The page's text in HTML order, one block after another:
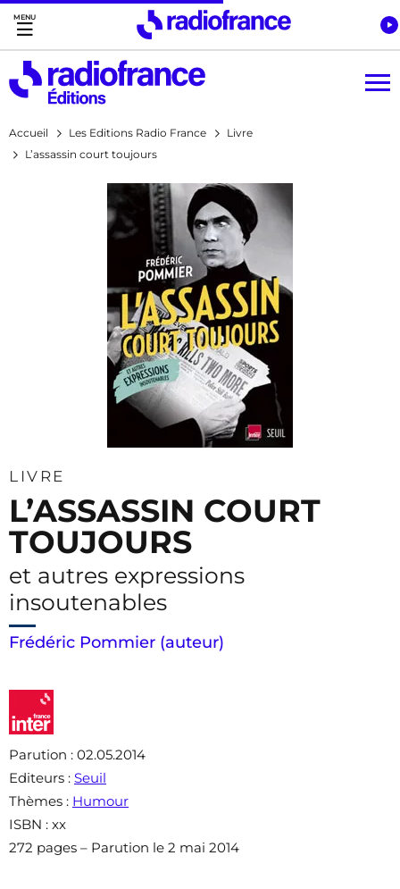
Accès direct :
Menu principal
Contenu
Accueil Les Editions Radio France
Livre
L’assassin court toujours
LIVRE
L’ASSASSIN COURT
TOUJOURS
et autres expressions
insoutenables
Frédéric Pommier (auteur)
Parution : 02.05.2014
Editeurs : Seuil
Thèmes : Humour
ISBN : xx
272 pages – Parution le 2 mai 2014